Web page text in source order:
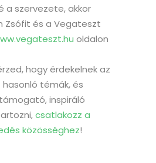
a szervezete, akkor
Zsófit és a Vegateszt
oldalon
hogy érdekelnek az
témák, és
inspiráló
csatlakozz a
közösséghez!